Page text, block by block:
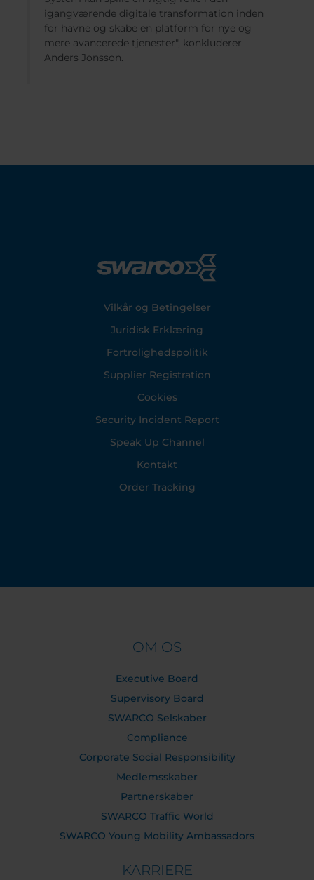
igangværende digitale transformation inden
for havne og skabe en platform for nye og
mere avancerede tjenester", konkluderer
Anders Jonsson.
Vilkår og Betingelser
Juridisk Erklæring
Fortrolighedspolitik
Supplier Registration
Cookies
Security Incident Report
Speak Up Channel
Kontakt
Order Tracking
OM OS
Executive Board
Supervisory Board
SWARCO Selskaber
Compliance
Corporate Social Responsibility
Medlemsskaber
Partnerskaber
SWARCO Traffic World
SWARCO Young Mobility Ambassadors
KARRIERE